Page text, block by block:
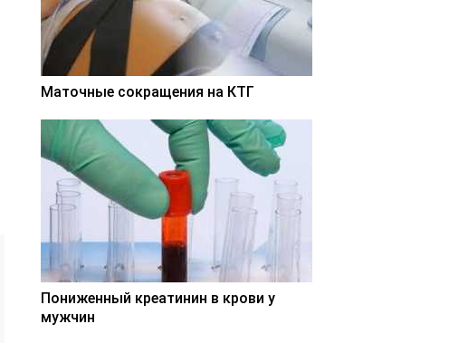
Маточные сокращения на КТГ
Пониженный креатинин в крови у
мужчин